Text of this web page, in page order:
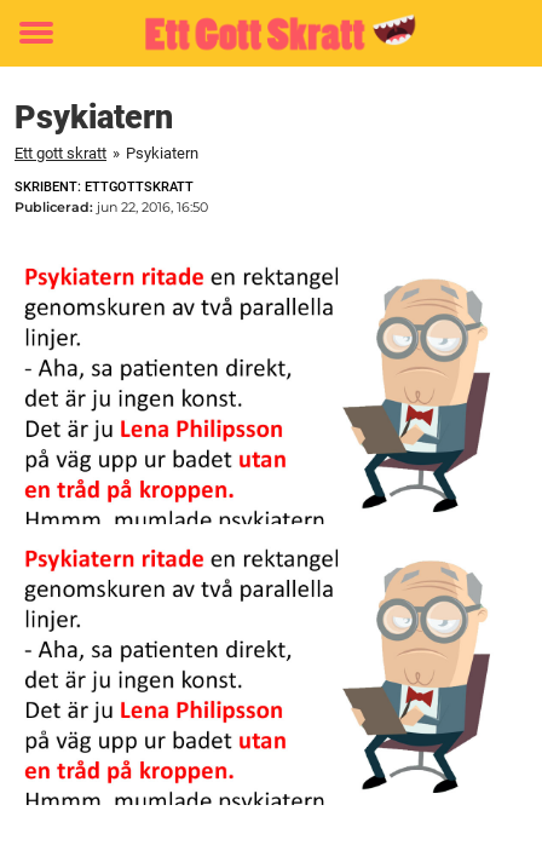
Toggle
Psykiatern
Ett gott skratt » Psykiatern
SKRIBENT: ETTGOTTSKRATT
Publicerad: jun 22, 2016, 16:50